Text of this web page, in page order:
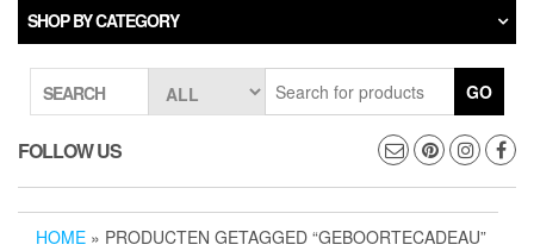
SHOP BY CATEGORY
SEARCH GO
FOLLOW US
HOME » PRODUCTEN GETAGGED “GEBOORTECADEAU”